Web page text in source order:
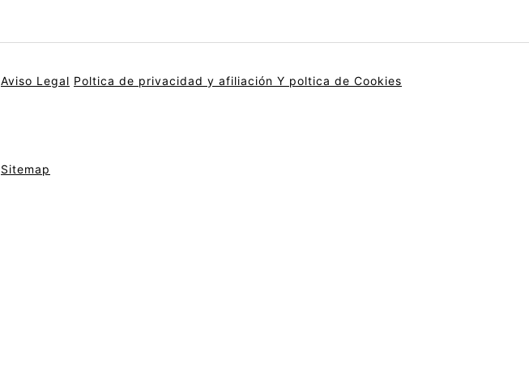
Aviso Legal Poltica de privacidad y afiliación Y poltica de Cookies
Sitemap